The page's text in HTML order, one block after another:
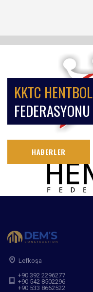
KKTC HENTBOL
FEDERASYONU
HABERLER
Lefkoşa
+90 392 2296277
+90 542 8502296
+90 533 8662522